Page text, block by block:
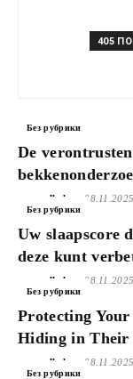
405
Без рубрики
De
maxwelhelp 08.11.2025
Без рубрики
Uw slaapscore
deze kunt
maxwelhelp 08.11.2025
Без рубрики
Protecting
Hiding in Their
maxwelhelp 08.11.2025
Без рубрики